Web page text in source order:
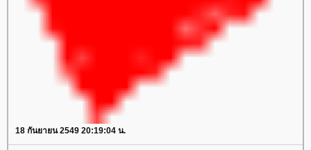
18 กันยายน 2549 20:19:04 น.